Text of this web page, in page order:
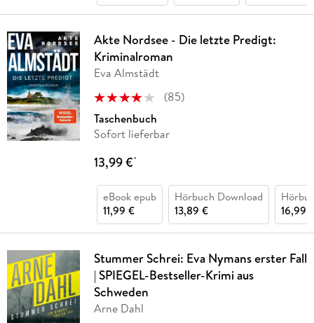
Akte Nordsee - Die letzte Predigt:
Kriminalroman
Eva Almstädt
(85)
Taschenbuch
Sofort lieferbar
13,99 €*
eBook epub
11,99 €
Hörbuch Download
13,89 €
16,99
Stummer Schrei: Eva Nymans erster Fall
| SPIEGEL-Bestseller-Krimi aus
Schweden
Arne Dahl